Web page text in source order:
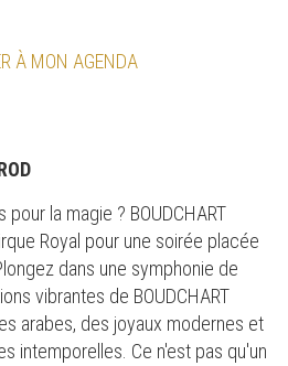
À MON AGENDA
la magie ? BOUDCHART
Royal pour une soirée placée
dans une symphonie de
vibrantes de BOUDCHART
arabes, des joyaux modernes et
intemporelles. Ce n'est pas qu'un